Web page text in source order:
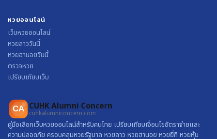
หวยออนไลน์
เว็บหวยออนไลน์
หวยลาววันนี้
หวยฮานอยวันนี้
ตรวจหวย
เปรียบเทียบเว็บ
CA CUHK Alumni Concern
cuhkalumniconcern.com
คู่มือเลือกเว็บหวยออนไลน์สำหรับคนไทย เปรียบเทียบเงื่อนไขอัตราจ่ายและ
ความปลอดภัย ครอบคลุมหวยรัฐบาล หวยลาว หวยฮานอย หวยยี่กี หวยหุ้น